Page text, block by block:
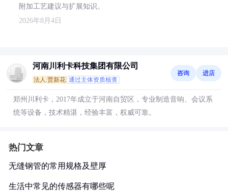
附加工艺建议与扩展知识。
2026年8月4日
河南川利卡科技集团有限公司
法人:贾新花 通过主体资质核查
咨询 进店
郑州川利卡，2017年成立于河南自贸区，专业制造音响、会议系
统等设备，技术精湛，经验丰富，权威可靠。
热门文章
无缝钢管的常用规格及壁厚
生活中常见的传感器有哪些呢